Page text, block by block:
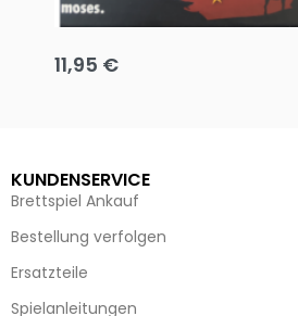
Oh, heilige Nacht!
11,95 €
KUNDENSERVICE
Brettspiel Ankauf
Bestellung verfolgen
Ersatzteile
Spielanleitungen